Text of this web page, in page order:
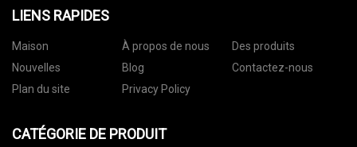
LIENS RAPIDES
Maison À propos de nous
Des produits
Nouvelles
Blog
Contactez-nous
Plan du site
Privacy Policy
CATÉGORIE DE PRODUIT